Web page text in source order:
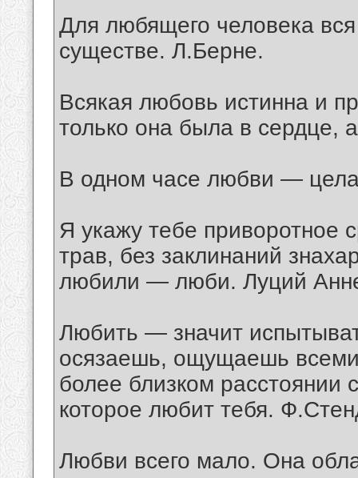
Для любящего человека
существе. Л.Берне.
Всякая любовь истинна и
только она была в сердце,
В одном часе любви —
Я укажу тебе приворотное
трав, без заклинаний
любили — люби. Луций
Любить — значит
осязаешь, ощущаешь
более близком
которое любит тебя.
Любви всего мало. Она